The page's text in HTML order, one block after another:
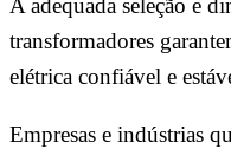
A adequada seleção e
transformadores
elétrica confiável e
Empresas e indústrias